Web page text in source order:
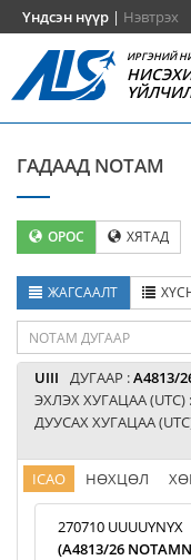
Үндсэн нүүр | Нэвтрэх
ИРГЭНИЙ
ГАДААД NOTAM
ОРОС ХЯТАД
ЖАГСААЛТ
UIII ДУГААР :A4813/
ЭХЛЭХ ХУГАЦАА (UTC) :
ДУУСАХ ХУГАЦАА
ICAO НӨХЦӨЛ
270710 UUUUYNYX
(A4813/26 NOTAMN